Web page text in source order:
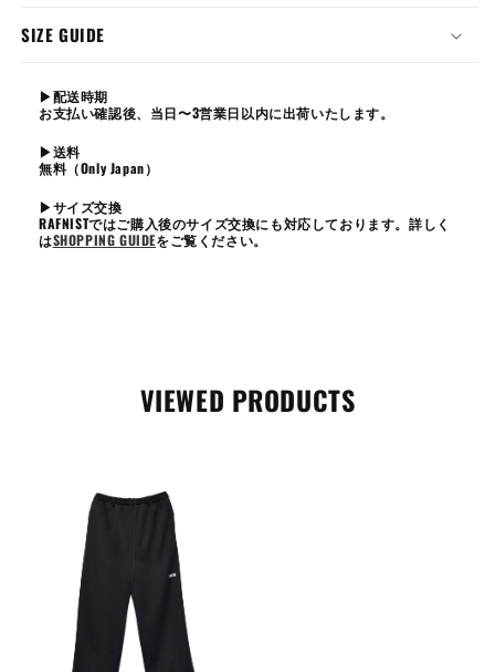
SIZE GUIDE
▶︎配送時期
お支払い確認後、当日〜3営業日以内に出荷いたします。
▶︎送料
無料（Only Japan）
▶︎サイズ交換
RAFNISTではご購入後のサイズ交換にも対応しております。詳しく
はSHOPPING GUIDEをご覧ください。
VIEWED PRODUCTS